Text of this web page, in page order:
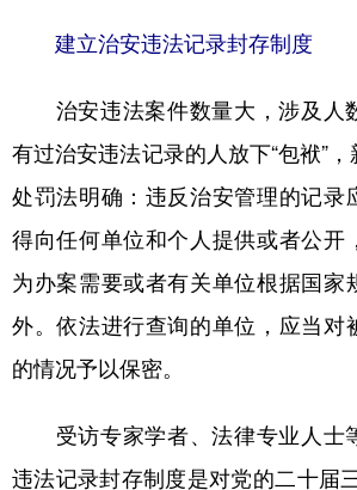
建立治安违法记录封存制度
治安违法案件数量大，涉及人
有过治安违法记录的人放下“包袱”
处罚法明确：违反治安管理的记录
得向任何单位和个人提供或者公开
为办案需要或者有关单位根据国家
外。依法进行查询的单位，应当对
的情况予以保密。
受访专家学者、法律专业人士
违法记录封存制度是对党的二十届